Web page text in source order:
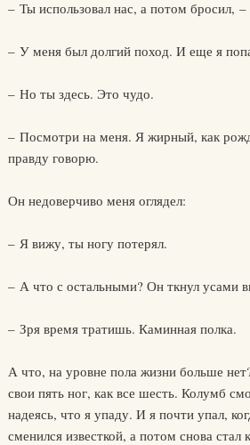
– Ты использовал нас, а потом бросил, –
– У меня был долгий поход. И еще я
– Но ты здесь. Это чудо.
– Посмотри на меня. Я жирный, как
правду говорю.
Он недоверчиво меня оглядел:
– Я вижу, ты ногу потерял.
– А что с остальными? Он ткнул усами
– Зря время тратишь. Каминная полка.
А что, на уровне пола жизни больше
свои пять ног, как все шесть. Колумб
надеясь, что я упаду. И я почти упал,
сменился известкой, а потом снова